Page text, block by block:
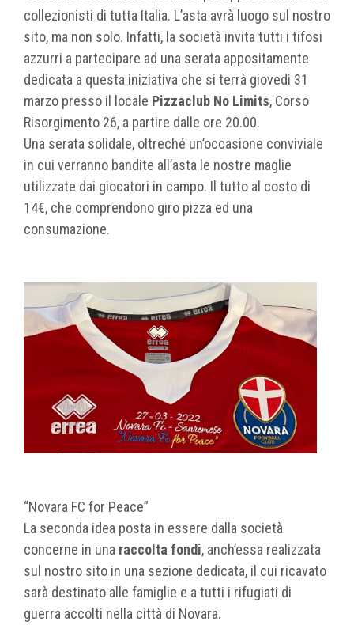
collezionisti di tutta Italia. L’asta avrà luogo sul nostro
sito, ma non solo. Infatti, la società invita tutti i tifosi
azzurri a partecipare ad una serata appositamente
dedicata a questa iniziativa che si terrà giovedì 31
marzo presso il locale Pizzaclub No Limits, Corso
Risorgimento 26, a partire dalle ore 20.00.
Una serata solidale, oltreché un’occasione conviviale
in cui verranno bandite all’asta le nostre maglie
utilizzate dai giocatori in campo. Il tutto al costo di
14€, che comprendono giro pizza ed una
consumazione.
“Novara FC for Peace”
La seconda idea posta in essere dalla società
concerne in una raccolta fondi, anch’essa realizzata
sul nostro sito in una sezione dedicata, il cui ricavato
sarà destinato alle famiglie e a tutti i rifugiati di
guerra accolti nella città di Novara.